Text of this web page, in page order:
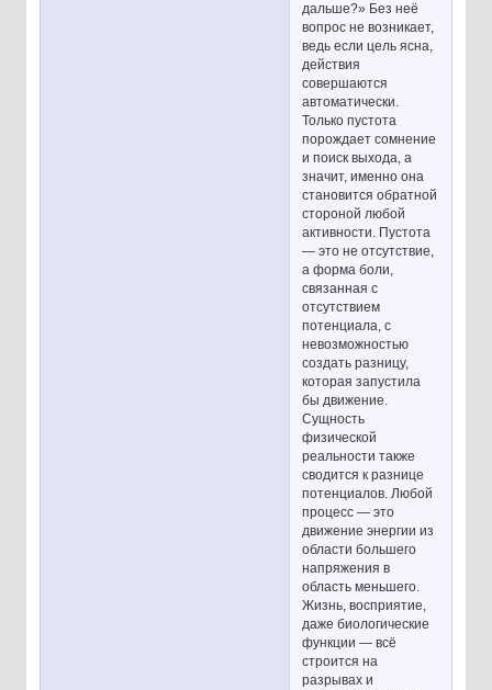
дальше?» Без неё
вопрос не возникает,
ведь если цель ясна,
действия
совершаются
автоматически.
Только пустота
порождает сомнение
и поиск выхода, а
значит, именно она
становится обратной
стороной любой
активности. Пустота
— это не отсутствие,
а форма боли,
связанная с
отсутствием
потенциала, с
невозможностью
создать разницу,
которая запустила
бы движение.
Сущность
физической
реальности также
сводится к разнице
потенциалов. Любой
процесс — это
движение энергии из
области большего
напряжения в
область меньшего.
Жизнь, восприятие,
даже биологические
функции — всё
строится на
разрывах и